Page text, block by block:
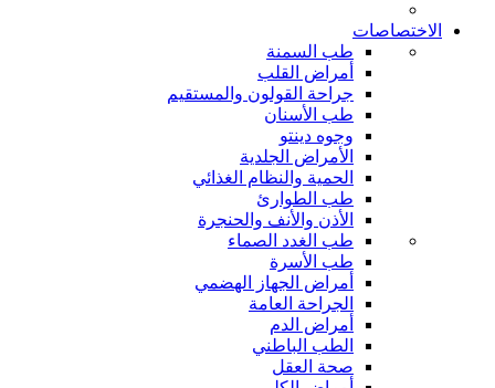
الاختصاصات
طب السمنة
أمراض القلب
جراحة القولون والمستقيم
طب الأسنان
وجوه دينتو
الأمراض الجلدية
الحمية والنظام الغذائي
طب الطوارئ
الأذن والأنف والحنجرة
طب الغدد الصماء
طب الأسرة
أمراض الجهاز الهضمي
الجراحة العامة
أمراض الدم
الطب الباطني
صحة العقل